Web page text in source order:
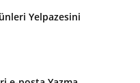
Yelpazesini